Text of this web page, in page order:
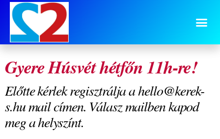
regisztráció
.
Gyere Húsvét hétfőn 11h-re!
Előtte kérlek regisztrálja a hello@kerek-
s.hu mail címen. Válasz mailben kapod
meg a helyszínt.